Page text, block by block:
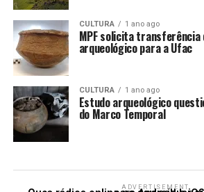
CULTURA 1 ano ago
MPF solicita transferência
arqueológico para a Ufac
CULTURA 1 ano ago
Estudo arqueológico
do Marco Temporal
ADVERTISEMENT